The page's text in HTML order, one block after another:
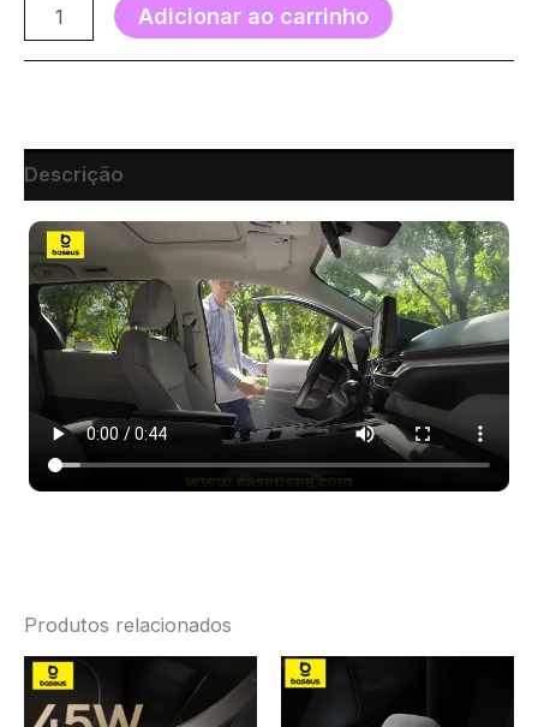
Adicionar ao carrinho
Descrição
Produtos relacionados